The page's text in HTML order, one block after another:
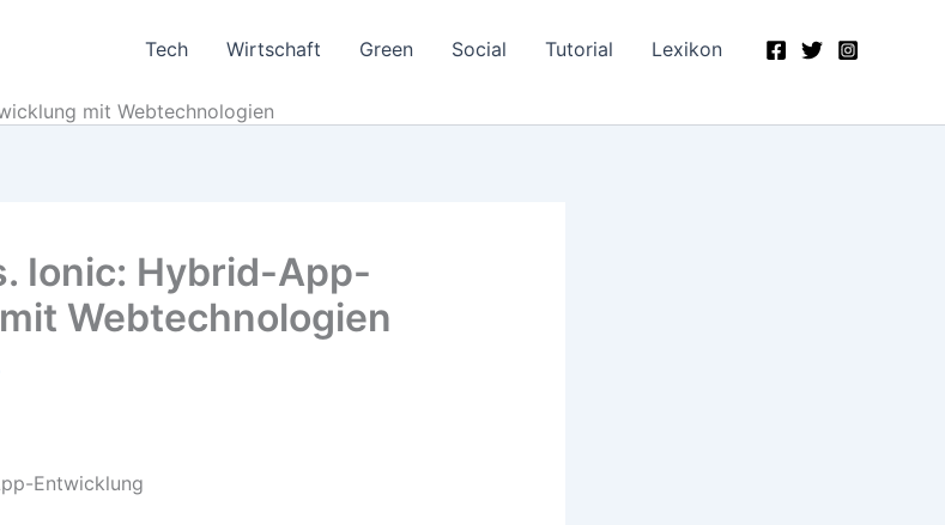
Tech Wirtschaft Green Social Tutorial Lexikon
mit Webtechnologien
Ionic: Hybrid-App-
Webtechnologien
Entwicklung